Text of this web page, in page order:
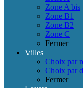
Zone A bis
Zone B1
Zone B2
Zone C
Fermer
Villes
Choix par
Choix par
Fermer